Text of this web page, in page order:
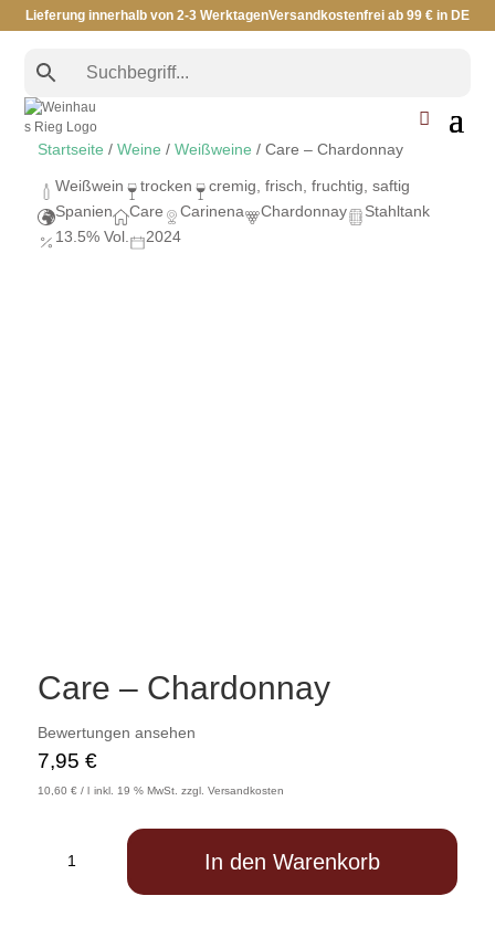
Lieferung innerhalb von 2-3 WerktagenVersandkostenfrei ab 99 € in DE
Startseite /Weine /Weißweine / Care – Chardonnay
Weißwein trocken
cremig, frisch, fruchtig, saftig
Spanien
Care Carinena Chardonnay
Stahltank
13.5% Vol.
2024
Care – Chardonnay
Bewertungen ansehen
7,95€
10,60€ /l inkl. 19 % MwSt. zzgl.Versandkosten
In den Warenkorb